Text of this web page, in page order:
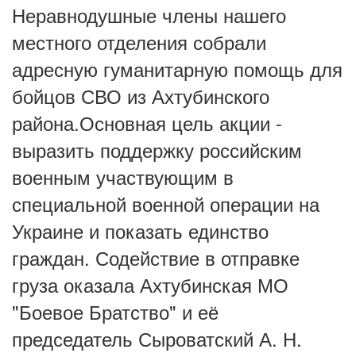
Неравнодушные члены нашего
местного отделения собрали
адресную гуманитарную помощь для
бойцов СВО из Ахтубинского
района.Основная цель акции -
выразить поддержку российским
военным участвующим в
специальной военной операции на
Украине и показать единство
граждан. Содействие в отправке
груза оказала Ахтубинская МО
"Боевое Братство" и её
председатель Сыроватский А. Н.